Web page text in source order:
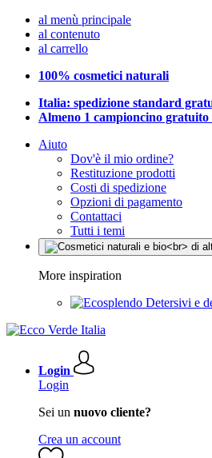
al menù principale
al contenuto
al carrello
100% cosmetici naturali
Italia: spedizione standard
Almeno 1 campioncino gratuito
Aiuto
Dov'è il mio ordine?
Restituzione prodotti
Costi di spedizione
Opzioni di pagamento
Contattaci
Tutti i temi
More inspiration
Detersivi e
Login
Login
Sei un nuovo cliente?
Crea un account